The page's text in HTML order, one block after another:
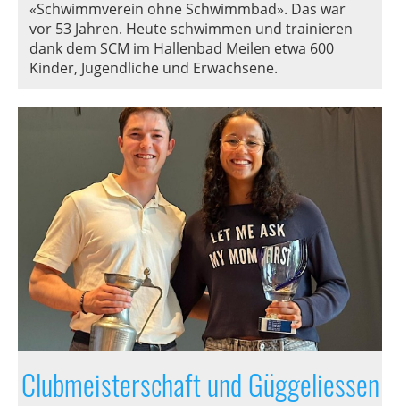
«Schwimmverein ohne Schwimmbad». Das war
vor 53 Jahren. Heute schwimmen und trainieren
dank dem SCM im Hallenbad Meilen etwa 600
Kinder, Jugendliche und Erwachsene.
Clubmeisterschaft und Güggeliessen